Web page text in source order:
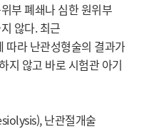
부 폐쇄나 심한 원위부
않다. 최근
따라 난관성형술의 결과가
지 않고 바로 시험관 아기
난관절개술